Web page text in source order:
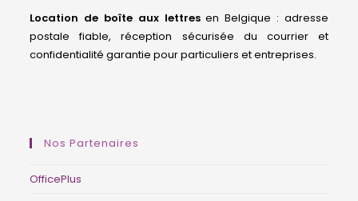
Location de boîte aux lettresen Belgique : adresse
postale fiable, réception sécurisée du courrier et
confidentialité garantie pour particuliers et entreprises.
Nos Partenaires
OfficePlus